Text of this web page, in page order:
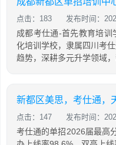
点击：183 发布时间：
成都考仕通-首先教育培
化培训学校，隶属四川考
趋势，深耕多元升学领域
点击：147 发布时间：
考仕通的单招2026届最高